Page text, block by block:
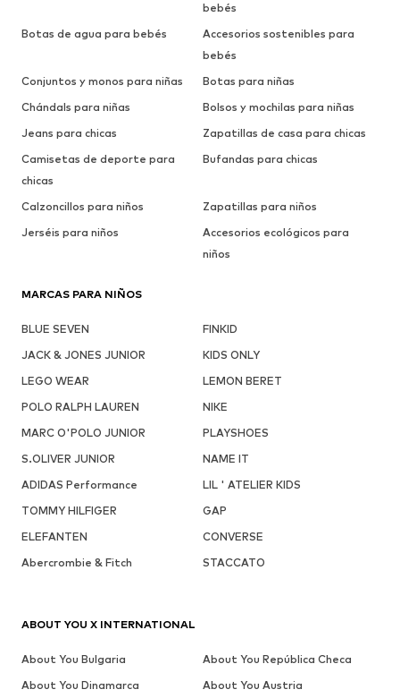
bebés
Botas de agua para bebés
Accesorios sostenibles para
bebés
Conjuntos y monos para niñas
Botas para niñas
Chándals para niñas
Bolsos y mochilas para niñas
Jeans para chicas
Zapatillas de casa para chicas
Camisetas de deporte para
chicas
Bufandas para chicas
Calzoncillos para niños
Zapatillas para niños
Jerséis para niños
Accesorios ecológicos para
niños
MARCAS PARA NIÑOS
BLUE SEVEN
FINKID
JACK & JONES JUNIOR
KIDS ONLY
LEGO WEAR
LEMON BERET
POLO RALPH LAUREN
NIKE
MARC O'POLO JUNIOR
PLAYSHOES
S.OLIVER JUNIOR
NAME IT
ADIDAS Performance
LIL ' ATELIER KIDS
TOMMY HILFIGER
GAP
ELEFANTEN
CONVERSE
Abercrombie & Fitch
STACCATO
ABOUT YOU X INTERNATIONAL
About You Bulgaria
About You República Checa
About You Dinamarca
About You Austria